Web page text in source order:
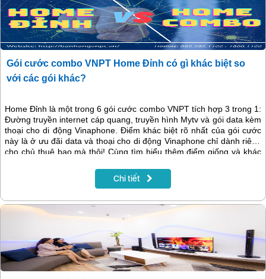
Gói cước combo VNPT Home Đỉnh có gì khác biệt so
với các gói khác?
Home Đỉnh là một trong 6 gói cước combo VNPT tích hợp 3 trong 1:
Đường truyền internet cáp quang, truyền hình Mytv và gói data kèm
thoại cho di động Vinaphone. Điểm khác biệt rõ nhất của gói cước
này là ở ưu đãi data và thoại cho di động Vinaphone chỉ dành riêng
cho chủ thuê bao mà thôi! Cùng tìm hiểu thêm điểm giống và khác
Chi tiết